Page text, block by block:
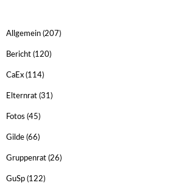
Allgemein (207)
Bericht (120)
CaEx (114)
Elternrat (31)
Fotos (45)
Gilde (66)
Gruppenrat (26)
GuSp (122)